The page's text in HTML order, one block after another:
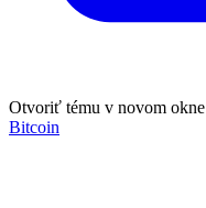
Otvoriť tému v novom okne
Bitcoin